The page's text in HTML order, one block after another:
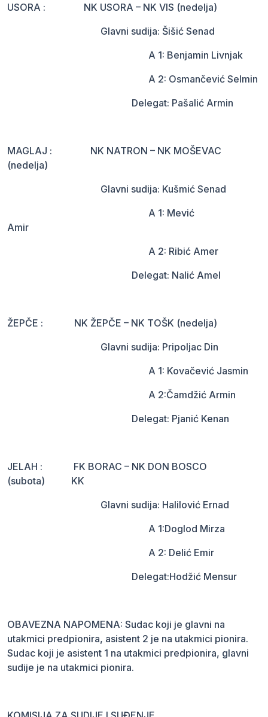
USORA : NK USORA – NK VIS (nedelja)
Glavni sudija: Šišić Senad
A 1: Benjamin Livnjak
A 2: Osmančević Selmin
Delegat: Pašalić Armin
MAGLAJ : NK NATRON – NK MOŠEVAC
(nedelja)
Glavni sudija: Kušmić Senad
A 1: Mević
Amir
A 2: Ribić Amer
Delegat: Nalić Amel
ŽEPČE : NK ŽEPČE – NK TOŠK (nedelja)
Glavni sudija: Pripoljac Din
A 1: Kovačević Jasmin
A 2:Čamdžić Armin
Delegat: Pjanić Kenan
JELAH : FK BORAC – NK DON BOSCO
(subota) KK
Glavni sudija: Halilović Ernad
A 1:Doglod Mirza
A 2: Delić Emir
Delegat:Hodžić Mensur
OBAVEZNA NAPOMENA: Sudac koji je glavni na
utakmici predpionira, asistent 2 je na utakmici pionira.
Sudac koji je asistent 1 na utakmici predpionira, glavni
sudije je na utakmici pionira.